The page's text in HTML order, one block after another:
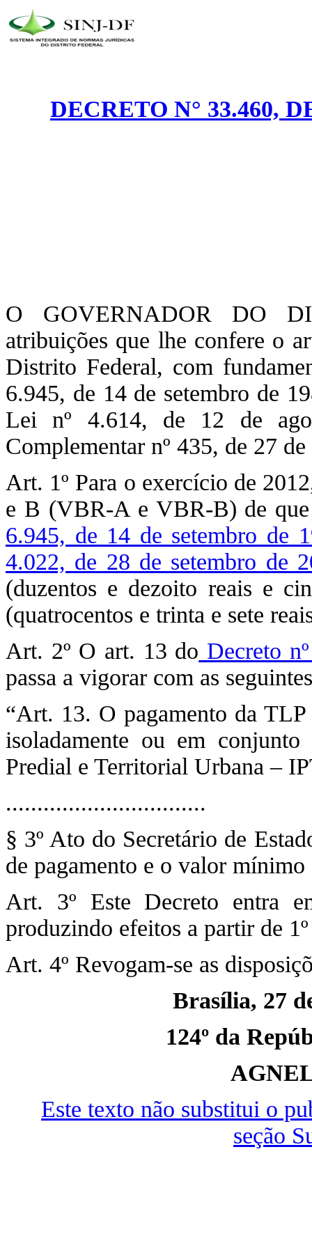
DECRETO N° 33.460,
O GOVERNADOR DO
atribuições que lhe confere o
Distrito Federal, com
6.945, de 14 de setembro de
Lei nº 4.614, de 12 de
Complementar nº 435, de 27
Art. 1º Para o exercício de
e B (VBR-A e VBR-B) de
6.945, de 14 de setembro de
4.022, de 28 de setembro de
(duzentos e dezoito reais e
(quatrocentos e trinta e sete
Art. 2º O art. 13 do Decreto
passa a vigorar com as
“Art. 13. O pagamento da
isoladamente ou em
Predial e Territorial Urbana –
................................
§ 3º Ato do Secretário de
de pagamento e o valor mínimo
Art. 3º Este Decreto entra
produzindo efeitos a partir de
Art. 4º Revogam-se as
Brasília, 27
124º da
Este texto não substitui o
seção